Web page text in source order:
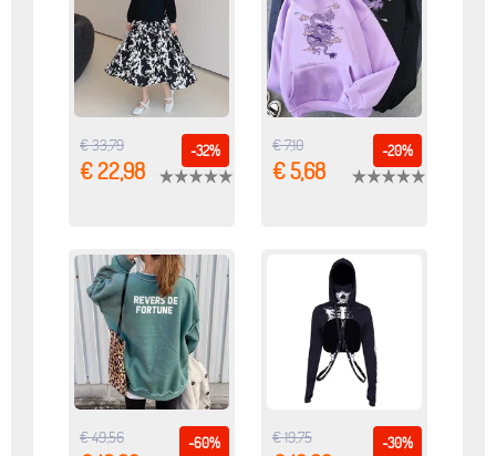
-32%
€ 33,79
€ 22,98
-20%
€ 7,10
€ 5,68
-60%
€ 49,56 -30%
€ 19,75